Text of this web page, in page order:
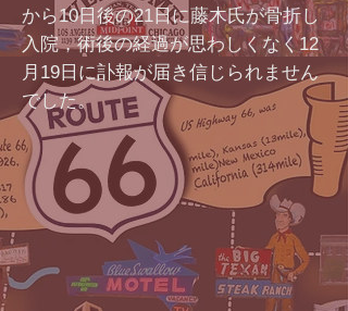
から10日後の21日に藤木氏が骨折し
入院，術後の経過が思わしくなく12
月19日に訃報が届き信じられません
でした。